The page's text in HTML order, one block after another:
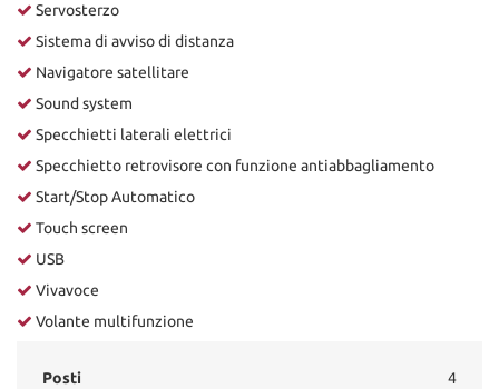
Servosterzo
Sistema di avviso di distanza
Navigatore satellitare
Sound system
Specchietti laterali elettrici
Specchietto retrovisore con funzione antiabbagliamento
Start/Stop Automatico
Touch screen
USB
Vivavoce
Volante multifunzione
Posti 4